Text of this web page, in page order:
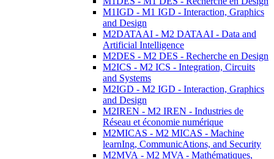
M1IGD - M1 IGD - Interaction, Graphics
and Design
M2DATAAI - M2 DATAAI - Data and
Artificial Intelligence
M2DES - M2 DES - Recherche en Design
M2ICS - M2 ICS - Integration, Circuits
and Systems
M2IGD - M2 IGD - Interaction, Graphics
and Design
M2IREN - M2 IREN - Industries de
Réseau et économie numérique
M2MICAS - M2 MICAS - Machine
learnIng, CommunicAtions, and Security
M2MVA - M2 MVA - Mathématiques,